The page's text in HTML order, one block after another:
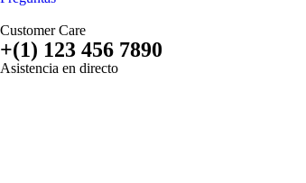
Customer Care
+(1) 123 456 7890
Asistencia en directo